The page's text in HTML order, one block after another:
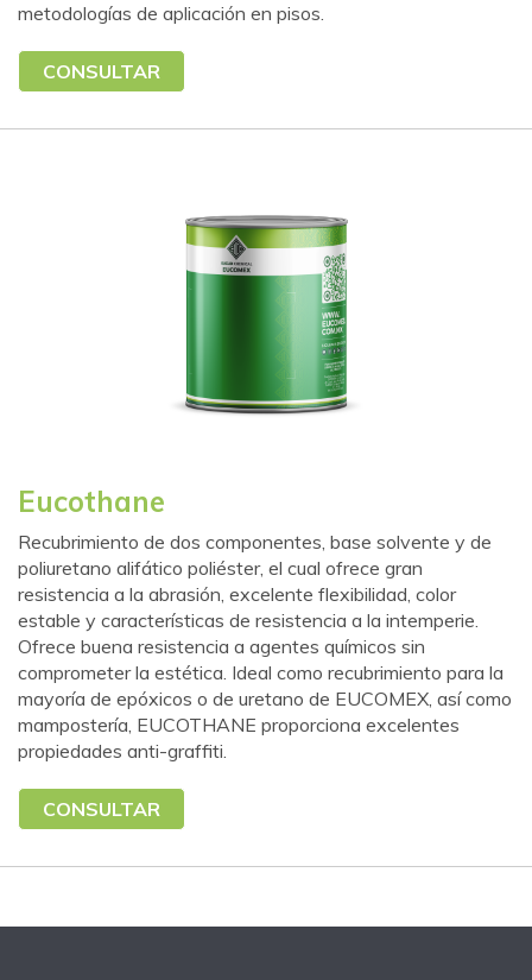
metodologías de aplicación en pisos.
CONSULTAR
Eucothane
Recubrimiento de dos componentes, base solvente y de
poliuretano alifático poliéster, el cual ofrece gran
resistencia a la abrasión, excelente flexibilidad, color
estable y características de resistencia a la intemperie.
Ofrece buena resistencia a agentes químicos sin
comprometer la estética. Ideal como recubrimiento para la
mayoría de epóxicos o de uretano de EUCOMEX, así como
mampostería, EUCOTHANE proporciona excelentes
propiedades anti-graffiti.
CONSULTAR